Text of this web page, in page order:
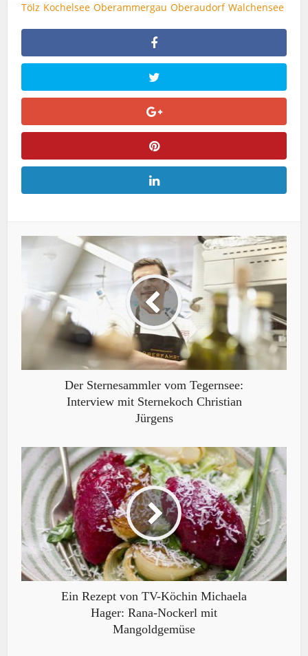
Tölz Kochelsee Oberammergau Oberaudorf Walchensee
Der Sternesammler vom Tegernsee:
Interview mit Sternekoch Christian
Jürgens
Ein Rezept von TV-Köchin Michaela
Hager: Rana-Nockerl mit
Mangoldgemüse